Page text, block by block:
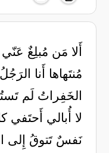
أَلا مَن مُبلِغٌ
مُنتَهاها أَنا
الخَفِراتُ لَم
لا أُبالي أَحتَفي
نَفسٌ تَتوقُ إِلى